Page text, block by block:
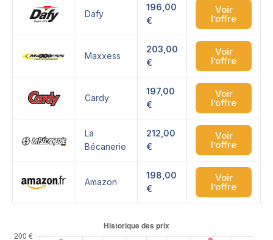
Dafy
196,00
€
Voir
l’offre
Maxxess
203,00
€
Voir
l’offre
Cardy
197,00
€
Voir
l’offre
La
Bécanerie
212,00
€
Voir
l’offre
Amazon
198,00
€
Voir
l’offre